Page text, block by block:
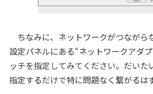
ちなみに、ネットワークがつながら
設定パネルにある“ネットワークアダ
ッチを指定してみてください。だいた
指定するだけで特に問題なく繋がるは